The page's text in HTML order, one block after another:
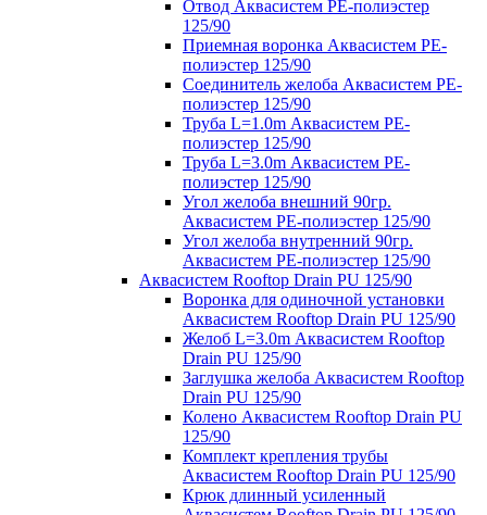
Отвод Аквасистем РЕ-полиэстер
125/90
Приемная воронка Аквасистем PE-
полиэстер 125/90
Соединитель желоба Аквасистем PE-
полиэстер 125/90
Труба L=1.0m Аквасистем PE-
полиэстер 125/90
Труба L=3.0m Аквасистем PE-
полиэстер 125/90
Угол желоба внешний 90гр.
Аквасистем PE-полиэстер 125/90
Угол желоба внутренний 90гр.
Аквасистем PE-полиэстер 125/90
Аквасистем Rooftop Drain PU 125/90
Воронка для одиночной установки
Аквасистем Rooftop Drain PU 125/90
Желоб L=3.0m Аквасистем Rooftop
Drain PU 125/90
Заглушка желоба Аквасистем Rooftop
Drain PU 125/90
Колено Аквасистем Rooftop Drain PU
125/90
Комплект крепления трубы
Аквасистем Rooftop Drain PU 125/90
Крюк длинный усиленный